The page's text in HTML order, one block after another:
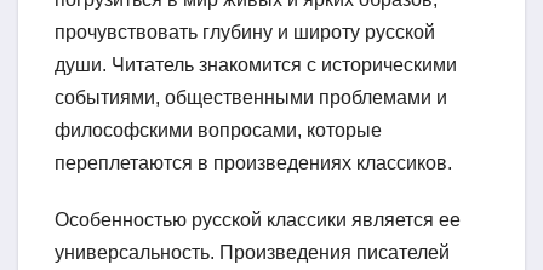
прочувствовать глубину и широту русской
души. Читатель знакомится с историческими
событиями, общественными проблемами и
философскими вопросами, которые
переплетаются в произведениях классиков.
Особенностью русской классики является ее
универсальность. Произведения писателей